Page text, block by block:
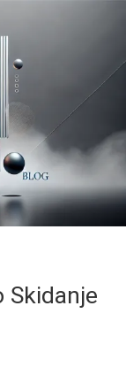
Skidanje